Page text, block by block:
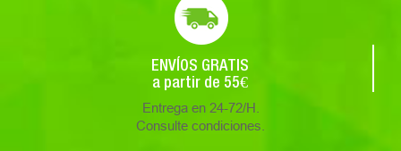
ENVÍOS GRATIS
a partir de 55€
Entrega en 24-72/H.
Consulte condiciones.